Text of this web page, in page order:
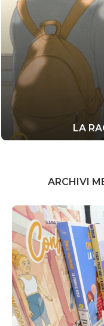
LA
ARCHIVI